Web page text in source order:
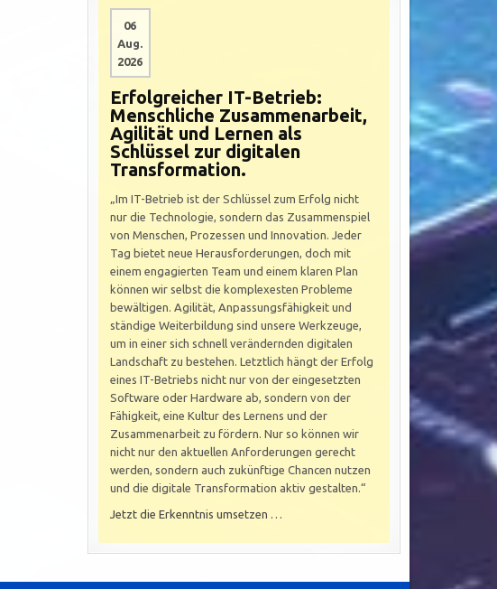
06
Aug.
2026
Erfolgreicher IT-Betrieb:
Menschliche Zusammenarbeit,
Agilität und Lernen als
Schlüssel zur digitalen
Transformation.
„Im IT-Betrieb ist der Schlüssel zum Erfolg nicht
nur die Technologie, sondern das Zusammenspiel
von Menschen, Prozessen und Innovation. Jeder
Tag bietet neue Herausforderungen, doch mit
einem engagierten Team und einem klaren Plan
können wir selbst die komplexesten Probleme
bewältigen. Agilität, Anpassungsfähigkeit und
ständige Weiterbildung sind unsere Werkzeuge,
um in einer sich schnell verändernden digitalen
Landschaft zu bestehen. Letztlich hängt der Erfolg
eines IT-Betriebs nicht nur von der eingesetzten
Software oder Hardware ab, sondern von der
Fähigkeit, eine Kultur des Lernens und der
Zusammenarbeit zu fördern. Nur so können wir
nicht nur den aktuellen Anforderungen gerecht
werden, sondern auch zukünftige Chancen nutzen
und die digitale Transformation aktiv gestalten.“
Jetzt die Erkenntnis umsetzen …